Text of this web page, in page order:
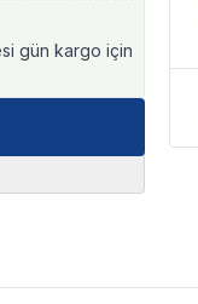
gün kargo için